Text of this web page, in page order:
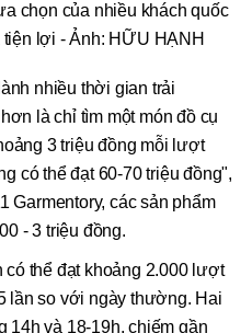
chọn của nhiều khách quốc
lợi - Ảnh: HỮU HẠNH
nhiều thời gian trải
là chỉ tìm một món đồ cụ
3 triệu đồng mỗi lượt
có thể đạt 60-70 triệu đồng",
Garmentory, các sản phẩm
- 3 triệu đồng.
thể đạt khoảng 2.000 lượt
lần so với ngày thường. Hai
14h và 18-19h, chiếm gần